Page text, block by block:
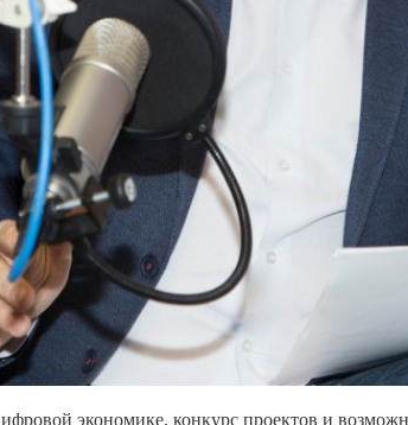
экономике, конкурс проектов и